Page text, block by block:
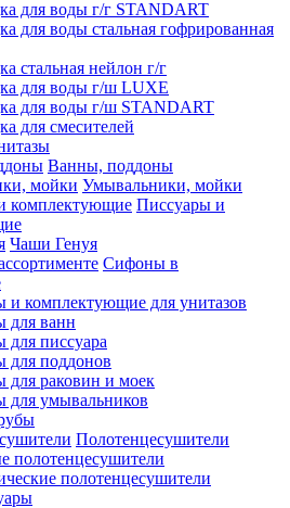
для воды г/г STANDART
для воды стальная гофрированная
стальная нейлон г/г
для воды г/ш LUXE
для воды г/ш STANDART
для смесителей
Ванны, поддоны
Умывальники, мойки
Писсуары и
Чаши Генуя
Сифоны в
комплектующие для унитазов
для ванн
писсуара
поддонов
раковин и моек
умывальников
Полотенцесушители
полотенцесушители
полотенцесушители